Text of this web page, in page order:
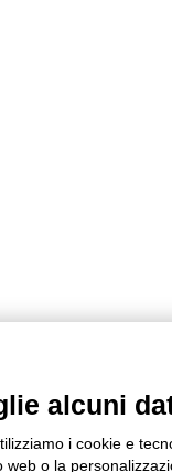
alcuni
i cookie e
o la